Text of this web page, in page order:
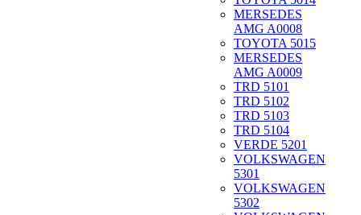
MERSEDES
AMG A0008
TOYOTA 5015
MERSEDES
AMG A0009
TRD 5101
TRD 5102
TRD 5103
TRD 5104
VERDE 5201
VOLKSWAGEN
5301
VOLKSWAGEN
5302